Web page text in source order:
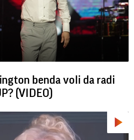
benda voli da radi
(VIDEO)